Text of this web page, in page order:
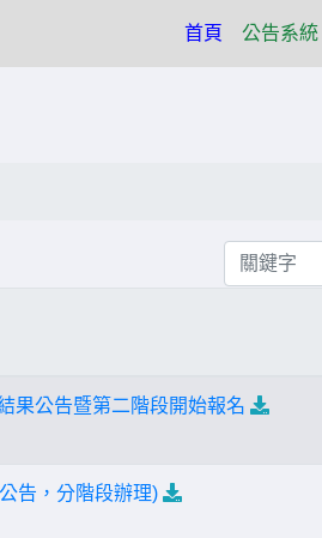
首頁 (current)
公告系統
果公告暨第二階段開始報名
告，分階段辦理)